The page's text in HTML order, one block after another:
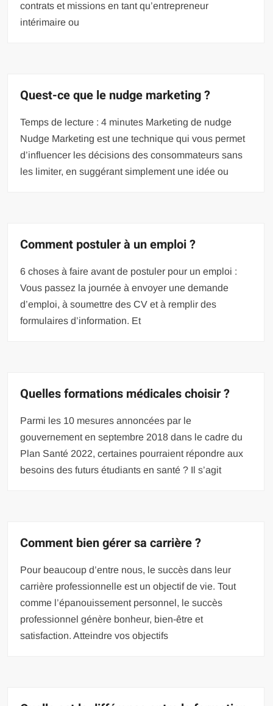
contrats et missions en tant qu’entrepreneur
intérimaire ou
Quest-ce que le nudge marketing ?
Temps de lecture : 4 minutes Marketing de nudge
Nudge Marketing est une technique qui vous permet
d’influencer les décisions des consommateurs sans
les limiter, en suggérant simplement une idée ou
Comment postuler à un emploi ?
6 choses à faire avant de postuler pour un emploi :
Vous passez la journée à envoyer une demande
d’emploi, à soumettre des CV et à remplir des
formulaires d’information. Et
Quelles formations médicales choisir ?
Parmi les 10 mesures annoncées par le
gouvernement en septembre 2018 dans le cadre du
Plan Santé 2022, certaines pourraient répondre aux
besoins des futurs étudiants en santé ? Il s’agit
Comment bien gérer sa carrière ?
Pour beaucoup d’entre nous, le succès dans leur
carrière professionnelle est un objectif de vie. Tout
comme l’épanouissement personnel, le succès
professionnel génère bonheur, bien-être et
satisfaction. Atteindre vos objectifs